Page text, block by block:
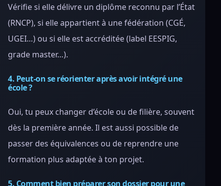
Vérifie si elle délivre un diplôme reconnu par l’État
(RNCP), si elle appartient à une fédération (CGÉ,
UGEI…) ou si elle est accréditée (label EESPIG,
grade master…).
4. Peut-on se réorienter après avoir intégré une
école ?
Oui, tu peux changer d’école ou de filière, souvent
dès la première année. Il est aussi possible de
passer des équivalences ou de reprendre une
formation plus adaptée à ton projet.
5. Comment bien préparer son dossier pour une